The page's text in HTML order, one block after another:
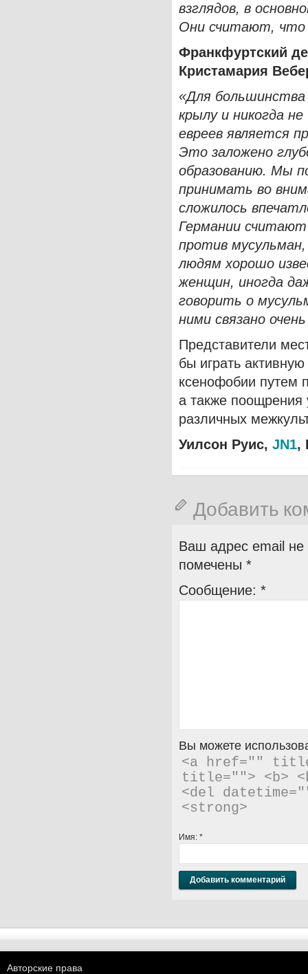
взглядов, в
Они считают, что
Франкфуртский
Кристамария
«Для большинства
крылу и никогда
евреев является
Это заложено
образованию. Мы
принимать во
сложилось
Германии
против
людям хорошо
женщин, иногда
говорить о
ними связано
Представители
бы играть
ксенофобии путем
а также
различных
Уилсон Руис, JN1,
Добавить
Ваш адрес email не
помечены *
Сообщение: *
Вы можете
<a href=""
title=""> <b>
<del
<strong>
Имя: *
Авторские права